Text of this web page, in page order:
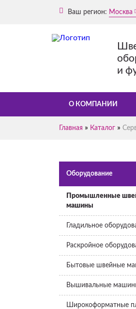
Ваш регион: Москва
и
О КОМПАНИИ
Главная » Каталог »
Оборудование
Промышленные
машины
Гладильное
Раскройное
Бытовые швейные
Вышивальные
Широкоформатные